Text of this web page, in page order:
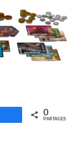
Partagez 0
PARTAGES